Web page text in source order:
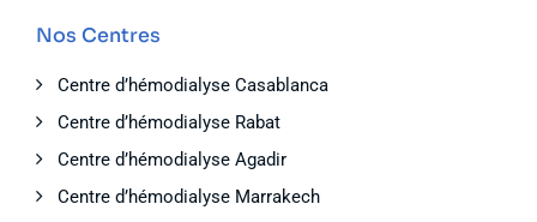
Nos Centres
Centre d’hémodialyse Casablanca
Centre d’hémodialyse Rabat
Centre d’hémodialyse Agadir
Centre d’hémodialyse Marrakech